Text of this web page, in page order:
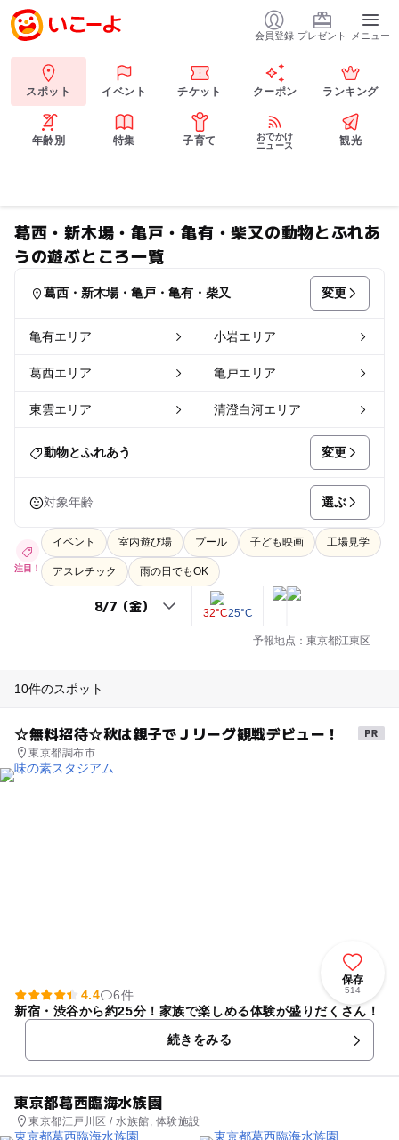
会員登録 プレゼント メニュー
スポット イベント チケット クーポン ランキング
年齢別 特集 子育て
おでかけ
ニュース
観光
葛西・新木場・亀戸・亀有・柴又の動物とふれあ
うの遊ぶところ一覧
葛西・新木場・亀戸・亀有・柴又 変更
亀有エリア 小岩エリア
葛西エリア 亀戸エリア
東雲エリア 清澄白河エリア
動物とふれあう 変更
対象年齢 選ぶ
注目！
イベント 室内遊び場 プール 子ども映画 工場見学
アスレチック 雨の日でもOK
32°C25°C
予報地点：東京都江東区
10件のスポット
☆無料招待☆秋は親子でＪリーグ観戦デビュー！
東京都調布市
保存
514
4.4
6件
新宿・渋谷から約25分！家族で楽しめる体験が盛りだくさん！
続きをみる
東京都葛西臨海水族園
東京都江戸川区 / 水族館, 体験施設